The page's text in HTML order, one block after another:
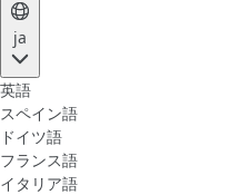
ja
英語
スペイン語
ドイツ語
フランス語
イタリア語